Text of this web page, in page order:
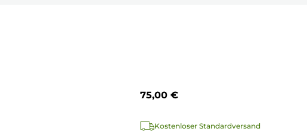
75,00 €
Kostenloser Standardversand